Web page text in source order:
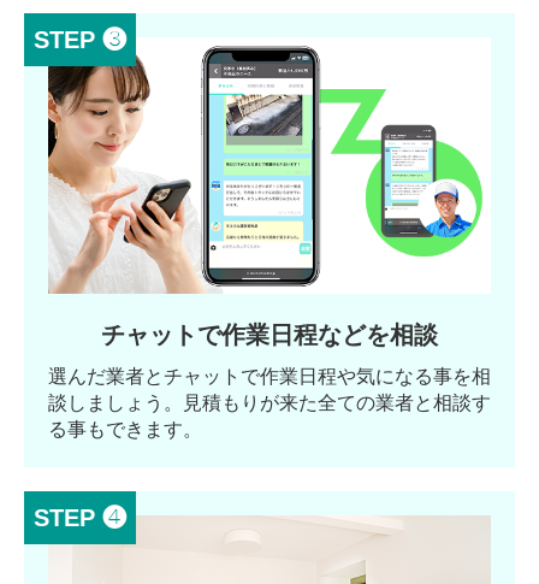
STEP ❸
チャットで作業日程などを相談
選んだ業者とチャットで作業日程や気になる事を相
談しましょう。見積もりが来た全ての業者と相談す
る事もできます。
STEP ❹